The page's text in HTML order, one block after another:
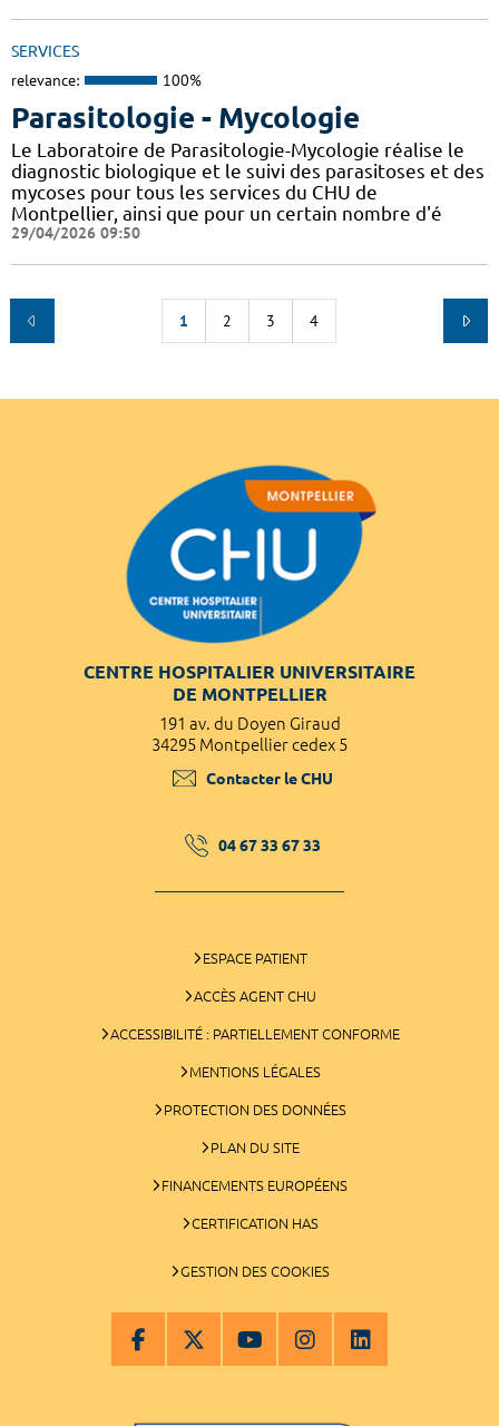
SERVICES
relevance: 100%
Parasitologie - Mycologie
Le Laboratoire de Parasitologie-Mycologie réalise le
diagnostic biologique et le suivi des parasitoses et des
mycoses pour tous les services du CHU de
Montpellier, ainsi que pour un certain nombre d'é
29/04/2026 09:50
1 2 3 4
CENTRE HOSPITALIER UNIVERSITAIRE
DE MONTPELLIER
191 av. du Doyen Giraud
34295 Montpellier cedex 5
Contacter le CHU
04 67 33 67 33
ESPACE PATIENT
ACCÈS AGENT CHU
ACCESSIBILITÉ : PARTIELLEMENT CONFORME
MENTIONS LÉGALES
PROTECTION DES DONNÉES
PLAN DU SITE
FINANCEMENTS EUROPÉENS
CERTIFICATION HAS
GESTION DES COOKIES